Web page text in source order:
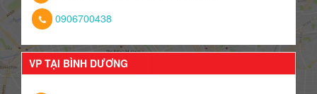
0906700438
VP TẠI BÌNH DƯƠNG